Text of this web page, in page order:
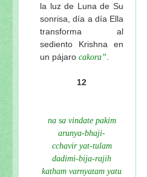
la luz de Luna de Su
sonrisa, día a día Ella
transforma al
sediento Krishna en
un pájaro cakora”
12
na sa vindate pakim
arunya-bhaji-
cchavir yat-tulam
dadimi-bija-rajih
katham varnyatam yatu